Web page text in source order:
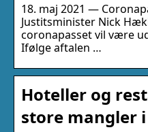
18. maj 2021 —
Justitsminister Nick
coronapasset vil være
Ifølge aftalen …
Hoteller og
store mangler